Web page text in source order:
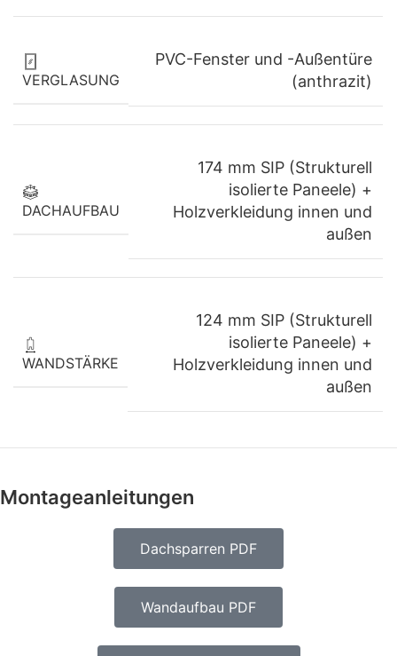
✔ Natürliche Belichtung
✔ Offene Atmosphäre
Integrierter Badbereich für
Ein kompakter Badbereich erhöht die
einer komfortablen Mini-Wohneinheit.
Ideal für:
Gästeunterkünfte
Gartenstudio
Vielseitig nutzbarer Wohnraum
zahlreiche Möglichkeiten zur individuellen
VERGLASUNG
PVC-Fenster und -Außentüre
(anthrazit)
DACHAUFBAU
174 mm SIP (Strukturell
isolierte Paneele) +
Holzverkleidung innen und
außen
WANDSTÄRKE
124 mm SIP (Strukturell
isolierte Paneele) +
Holzverkleidung innen und
außen
Montageanleitungen
Dachsparren PDF
Wandaufbau PDF